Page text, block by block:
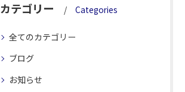
カテゴリー Categories
全てのカテゴリー
ブログ
お知らせ